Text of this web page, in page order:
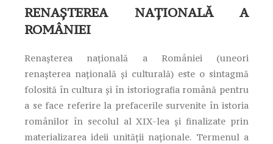
RENAȘTEREA NAȚIONALĂ A
ROMÂNIEI
Renașterea națională a României (uneori
renașterea națională și culturală) este o sintagmă
folosită în cultura și în istoriografia română pentru
a se face referire la prefacerile survenite în istoria
românilor în secolul al XIX-lea și finalizate prin
materializarea ideii unității naționale. Termenul a